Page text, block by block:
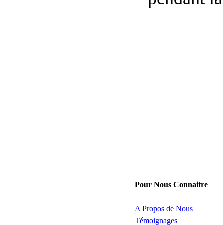
Pour Nous Connaitre
A Propos de Nous
Témoignages